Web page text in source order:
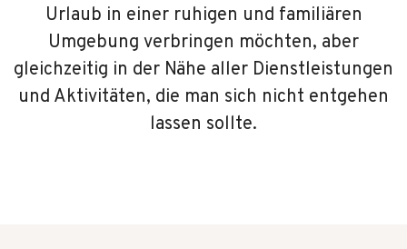
Urlaub in einer ruhigen und familiären
Umgebung verbringen möchten, aber
gleichzeitig in der Nähe aller Dienstleistungen
und Aktivitäten, die man sich nicht entgehen
lassen sollte.